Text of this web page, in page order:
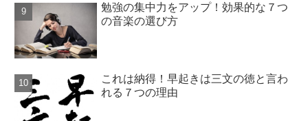
勉強の集中力をアップ！効果的な７つ
の音楽の選び方
これは納得！早起きは三文の徳と言わ
れる７つの理由